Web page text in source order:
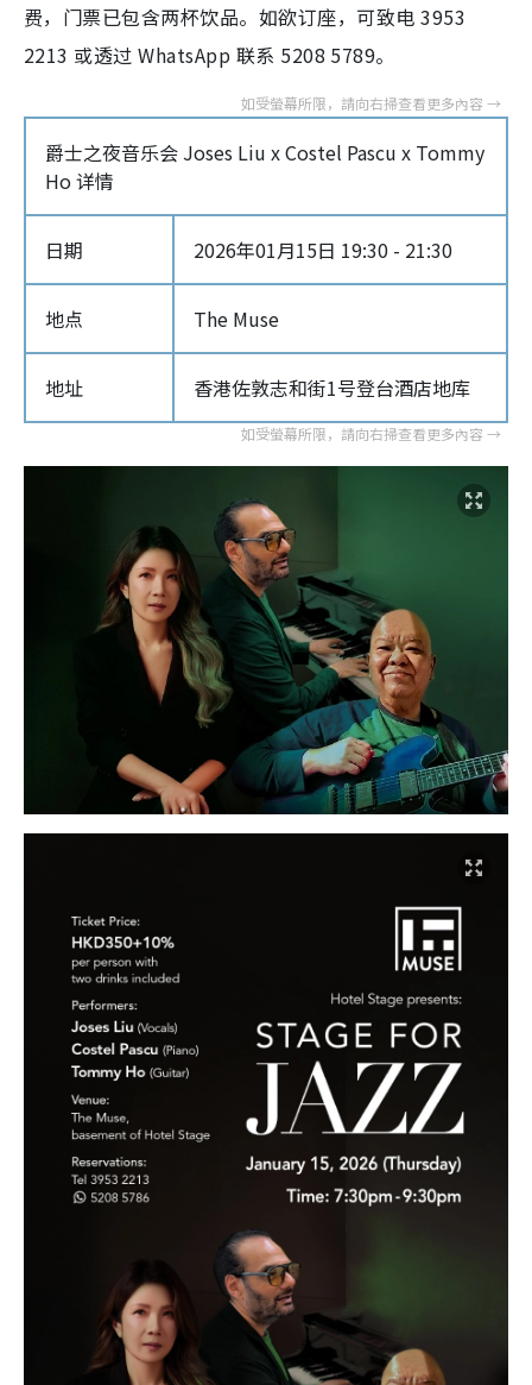
费，门票已包含两杯饮品。如欲订座，可致电 3953
2213 或透过 WhatsApp 联系 5208 5789。
爵士之夜音乐会 Joses Liu x Costel Pascu x Tommy
Ho 详情
日期 2026年01月15日 19:30 - 21:30
地点 The Muse
地址 香港佐敦志和街1号登台酒店地库